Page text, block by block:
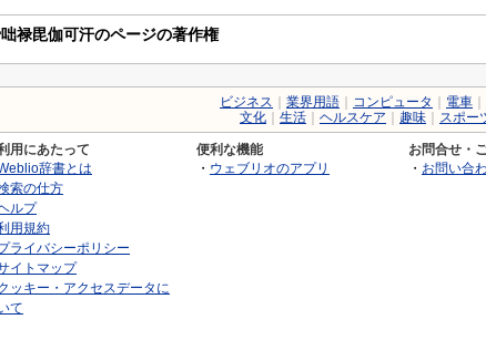
禄毘伽可汗のページの著作権
ビジネス 業界用語 コンピュータ 電車
文化
生活 ヘルスケア 趣味 スポー
用にあたって
辞書とは
索の仕方
ルプ
用規約
ライバシーポリシー
イトマップ
ッキー・アクセスデータに
て
便利な機能
・ ウェブリオのアプリ
お問合せ・
・ お問い合